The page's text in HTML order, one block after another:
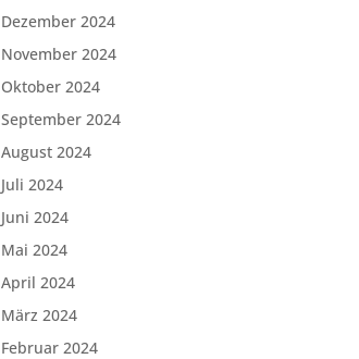
Dezember 2024
November 2024
Oktober 2024
September 2024
August 2024
Juli 2024
Juni 2024
Mai 2024
April 2024
März 2024
Februar 2024